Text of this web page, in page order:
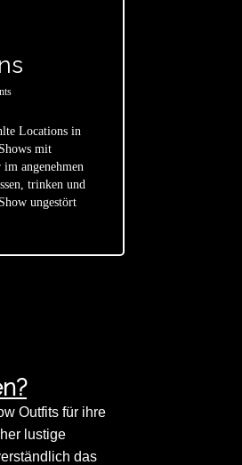
Locations in
mit
angenehmen
trinken und
ungestört
Outfits für ihre
lustige
das